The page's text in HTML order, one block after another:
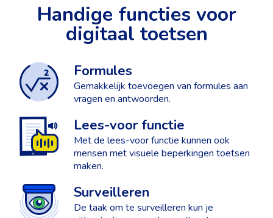
Handige functies voor
digitaal toetsen
Formules
Gemakkelijk toevoegen van formules aan
vragen en antwoorden.
Lees-voor functie
Met de lees-voor functie kunnen ook
mensen met visuele beperkingen toetsen
maken.
Surveilleren
De taak om te surveilleren kun je